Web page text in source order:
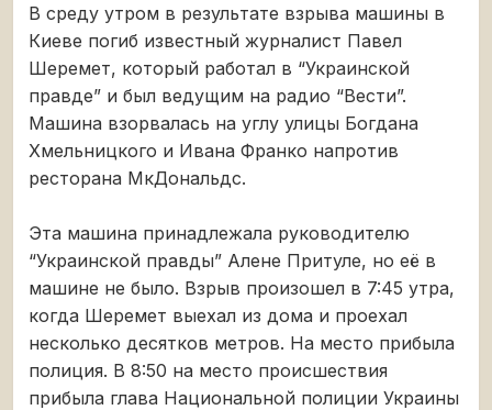
В среду утром в результате взрыва машины в
Киеве погиб известный журналист Павел
Шеремет, который работал в “Украинской
правде” и был ведущим на радио “Вести”.
Машина взорвалась на углу улицы Богдана
Хмельницкого и Ивана Франко напротив
ресторана МкДональдс.
Эта машина принадлежала руководителю
“Украинской правды” Алене Притуле, но её в
машине не было. Взрыв произошел в 7:45 утра,
когда Шеремет выехал из дома и проехал
несколько десятков метров. На место прибыла
полиция. В 8:50 на место происшествия
прибыла глава Национальной полиции Украины